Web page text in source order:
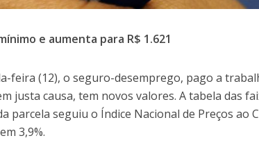
e aumenta para R$ 1.621
feira (12), o seguro-desemprego, pago a
justa causa, tem novos valores. A tabela das
parcela seguiu o Índice Nacional de Preços ao
3,9%.